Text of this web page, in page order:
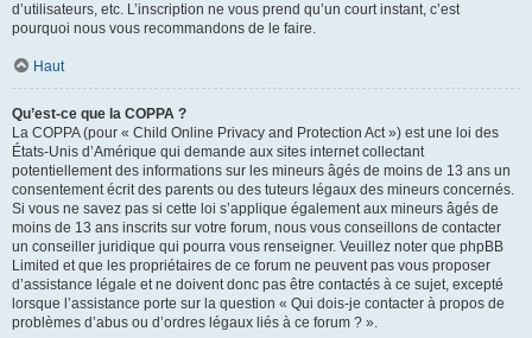
d’utilisateurs, etc. L’inscription ne vous prend qu’un court instant, c’est
pourquoi nous vous recommandons de le faire.
Haut
Qu’est-ce que la COPPA ?
La COPPA (pour « Child Online Privacy and Protection Act ») est une loi des
États-Unis d’Amérique qui demande aux sites internet collectant
potentiellement des informations sur les mineurs âgés de moins de 13 ans un
consentement écrit des parents ou des tuteurs légaux des mineurs concernés.
Si vous ne savez pas si cette loi s’applique également aux mineurs âgés de
moins de 13 ans inscrits sur votre forum, nous vous conseillons de contacter
un conseiller juridique qui pourra vous renseigner. Veuillez noter que phpBB
Limited et que les propriétaires de ce forum ne peuvent pas vous proposer
d’assistance légale et ne doivent donc pas être contactés à ce sujet, excepté
lorsque l’assistance porte sur la question « Qui dois-je contacter à propos de
problèmes d’abus ou d’ordres légaux liés à ce forum ? ».